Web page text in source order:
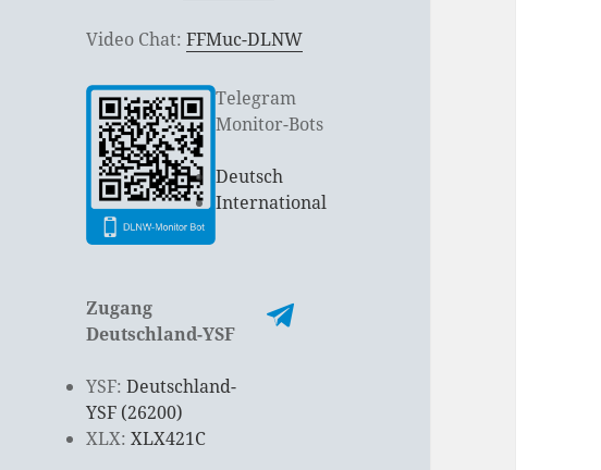
Video Chat:FFMuc-DLNW
Telegram
Monitor-Bots
Deutsch
International
Zugang
Deutschland-YSF
YSF:Deutschland-
YSF (26200)
XLX:XLX421C